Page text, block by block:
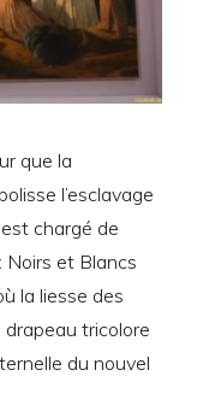
que la
l’esclavage
chargé de
Noirs et Blancs
la liesse des
tricolore
du nouvel